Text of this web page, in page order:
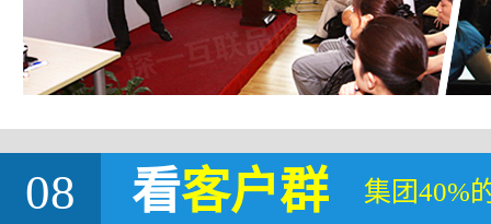
08 看客户群 集团40%